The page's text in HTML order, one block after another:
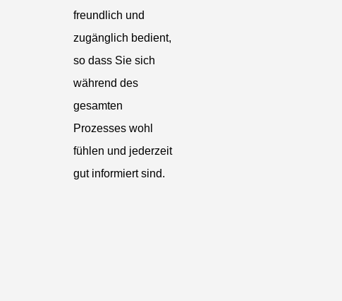
freundlich und
zugänglich bedient,
so dass Sie sich
während des
gesamten
Prozesses wohl
fühlen und jederzeit
gut informiert sind.